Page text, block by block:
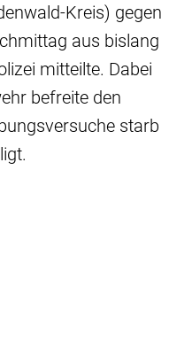
Kreis) gegen
aus bislang
mitteilte. Dabei
befreite den
starb